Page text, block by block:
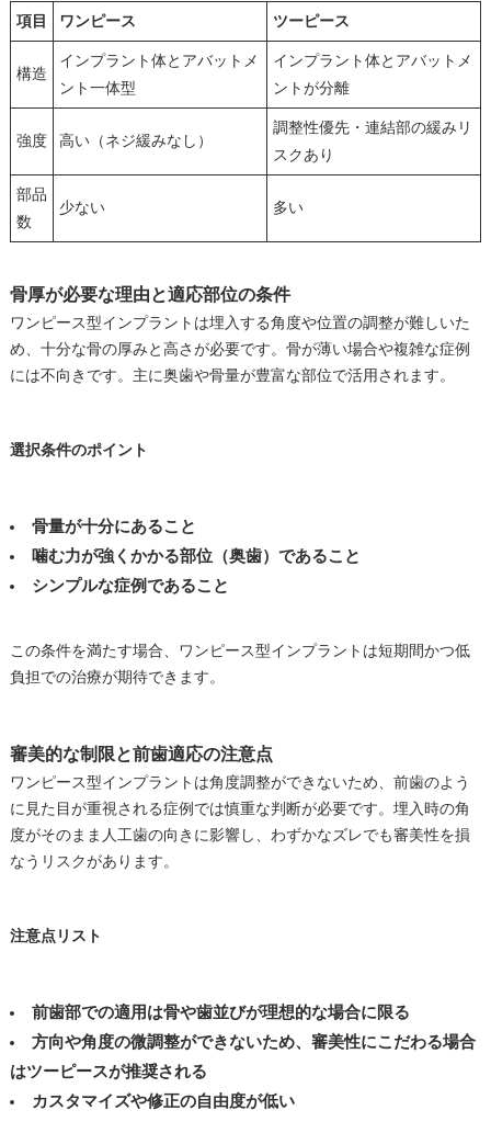
項目 ワンピース ツーピース
構造
インプラント体とアバットメ
ント一体型
インプラント体とアバットメ
ントが分離
強度 高い（ネジ緩みなし）
調整性優先・連結部の緩みリ
スクあり
部品
数
少ない 多い
骨厚が必要な理由と適応部位の条件
ワンピース型インプラントは埋入する角度や位置の調整が難しいた
め、十分な骨の厚みと高さが必要です。骨が薄い場合や複雑な症例
には不向きです。主に奥歯や骨量が豊富な部位で活用されます。
選択条件のポイント
骨量が十分にあること
噛む力が強くかかる部位（奥歯）であること
シンプルな症例であること
この条件を満たす場合、ワンピース型インプラントは短期間かつ低
負担での治療が期待できます。
審美的な制限と前歯適応の注意点
ワンピース型インプラントは角度調整ができないため、前歯のよう
に見た目が重視される症例では慎重な判断が必要です。埋入時の角
度がそのまま人工歯の向きに影響し、わずかなズレでも審美性を損
なうリスクがあります。
注意点リスト
前歯部での適用は骨や歯並びが理想的な場合に限る
方向や角度の微調整ができないため、審美性にこだわる場合
はツーピースが推奨される
カスタマイズや修正の自由度が低い